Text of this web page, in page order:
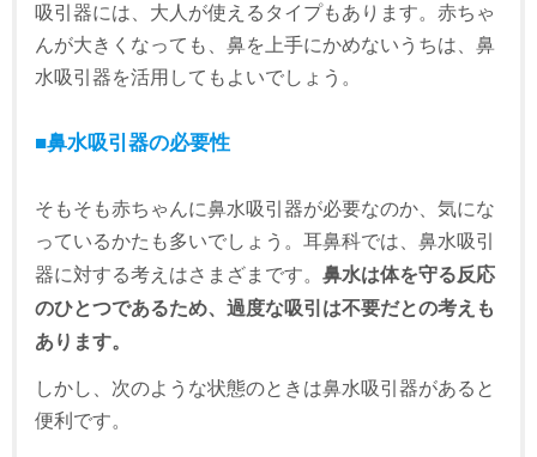
吸引器には、大人が使えるタイプもあります。赤ちゃ
んが大きくなっても、鼻を上手にかめないうちは、鼻
水吸引器を活用してもよいでしょう。
■鼻水吸引器の必要性
そもそも赤ちゃんに鼻水吸引器が必要なのか、気にな
っているかたも多いでしょう。耳鼻科では、鼻水吸引
器に対する考えはさまざまです。鼻水は体を守る反応
のひとつであるため、過度な吸引は不要だとの考えも
あります。
しかし、次のような状態のときは鼻水吸引器があると
便利です。